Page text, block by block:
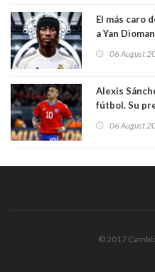
El más caro
a Yan
06 August
Alexis
fútbol. Su
06 August
© 2017